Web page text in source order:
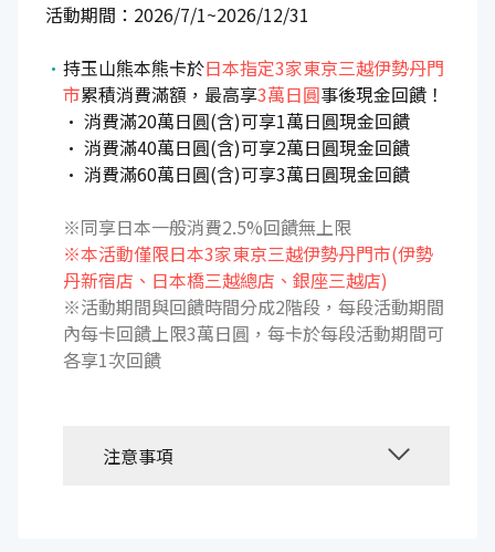
活動期間：2026/7/1~2026/12/31
持玉山熊本熊卡於日本指定3家東京三越伊勢丹門
市累積消費滿額，最高享3萬日圓事後現金回饋！
• 消費滿20萬日圓(含)可享1萬日圓現金回饋
• 消費滿40萬日圓(含)可享2萬日圓現金回饋
• 消費滿60萬日圓(含)可享3萬日圓現金回饋
※同享日本一般消費2.5%回饋無上限
※本活動僅限日本3家東京三越伊勢丹門市(伊勢
丹新宿店、日本橋三越總店、銀座三越店)
※活動期間與回饋時間分成2階段，每段活動期間
內每卡回饋上限3萬日圓，每卡於每段活動期間可
各享1次回饋
注意事項